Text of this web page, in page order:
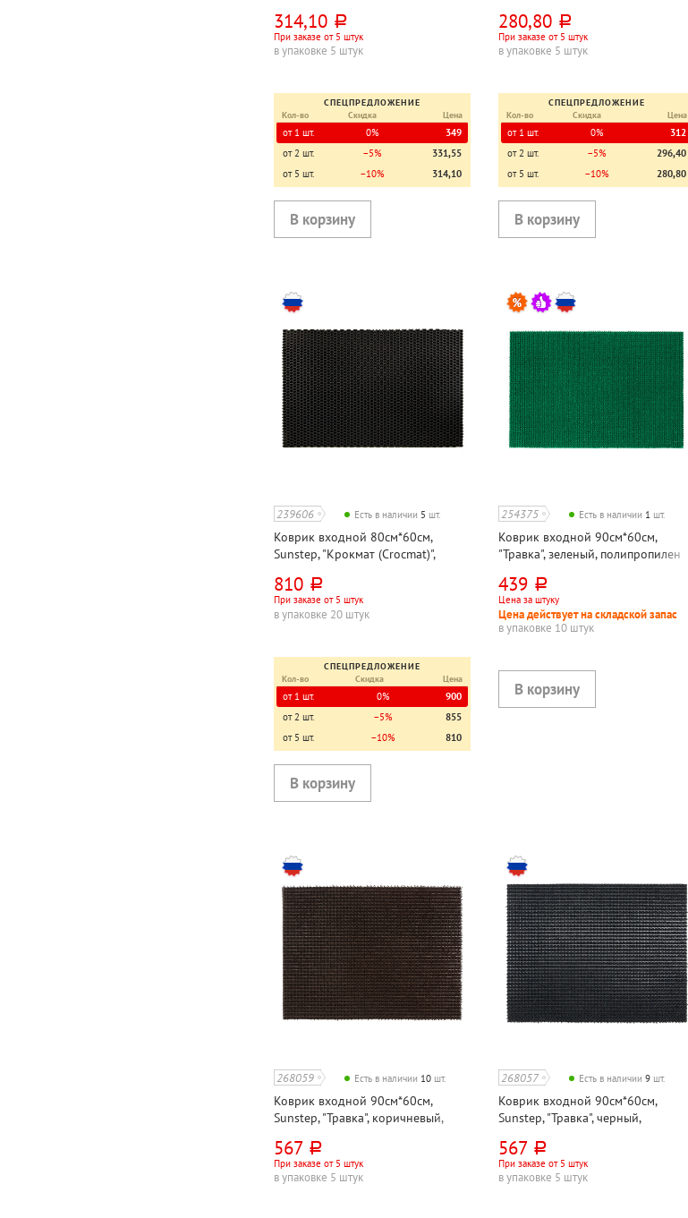
314,10 руб.
При заказе от 5 штук
в упаковке 5 штук
СПЕЦПРЕДЛОЖЕНИЕ
Кол-во
Скидка Цена
от 1 шт. 0%
349
от 2 шт.
−5%
331,55
от 5 шт.
−10% 314,10
280,80 руб.
При заказе от 5 штук
в упаковке 5 штук
СПЕЦПРЕДЛОЖЕНИЕ
Кол-во
Скидка Цена
от 1 шт. 0%
312
от 2 шт.
−5%
296,40
от 5 шт.
−10% 280,80
239606 Есть в наличии 5 шт.
Коврик входной 80см*60см,
Sunstep, "Крокмат (Crocmat)",
810 руб.
При заказе от 5 штук
в упаковке 20 штук
СПЕЦПРЕДЛОЖЕНИЕ
Кол-во
Скидка Цена
от 1 шт. 0%
900
от 2 шт.
−5%
855
от 5 шт.
−10% 810
254375 Есть в наличии 1 шт.
Коврик входной 90см*60см,
"Травка", зеленый, полипропилен
439 руб.
Цена за штуку
Цена действует на складской запас
в упаковке 10 штук
268059 Есть в наличии 10 шт.
Коврик входной 90см*60см,
Sunstep, "Травка", коричневый,
567 руб.
При заказе от 5 штук
в упаковке 5 штук
268057 Есть в наличии9 шт.
Коврик входной 90см*60см,
Sunstep, "Травка", черный,
567 руб.
При заказе от 5 штук
в упаковке 5 штук